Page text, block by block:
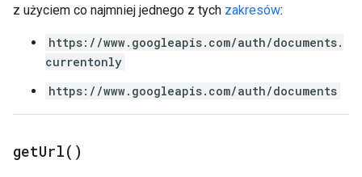
z użyciem co najmniej jednego z tych zakresów:
https://www.googleapis.com/auth/documents.
currentonly
https://www.googleapis.com/auth/documents
getUrl( )